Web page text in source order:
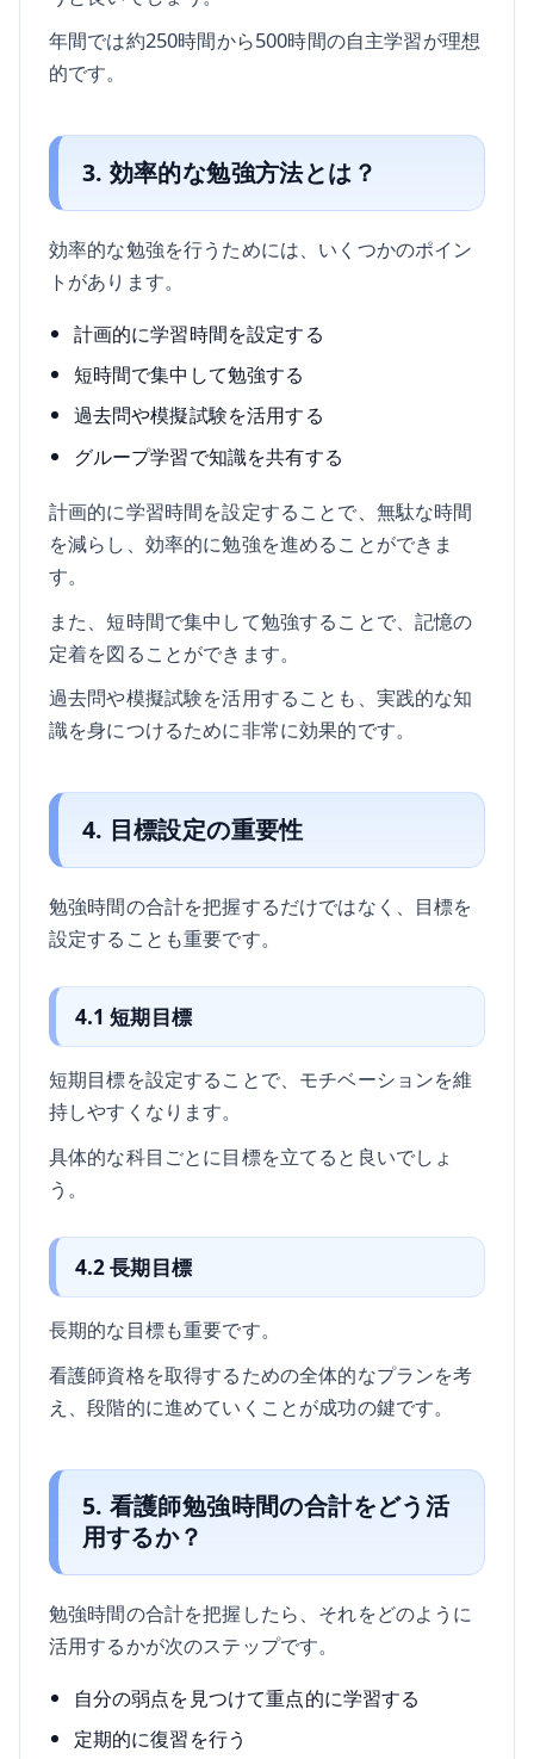
年間では約250時間から500時間の自主学習が理想
的です。
3. 効率的な勉強方法とは？
効率的な勉強を行うためには、いくつかのポイン
トがあります。
計画的に学習時間を設定する
短時間で集中して勉強する
過去問や模擬試験を活用する
グループ学習で知識を共有する
計画的に学習時間を設定することで、無駄な時間
を減らし、効率的に勉強を進めることができま
す。
また、短時間で集中して勉強することで、記憶の
定着を図ることができます。
過去問や模擬試験を活用することも、実践的な知
識を身につけるために非常に効果的です。
4. 目標設定の重要性
勉強時間の合計を把握するだけではなく、目標を
設定することも重要です。
4.1 短期目標
短期目標を設定することで、モチベーションを維
持しやすくなります。
具体的な科目ごとに目標を立てると良いでしょ
う。
4.2 長期目標
長期的な目標も重要です。
看護師資格を取得するための全体的なプランを考
え、段階的に進めていくことが成功の鍵です。
5. 看護師勉強時間の合計をどう活
用するか？
勉強時間の合計を把握したら、それをどのように
活用するかが次のステップです。
自分の弱点を見つけて重点的に学習する
定期的に復習を行う